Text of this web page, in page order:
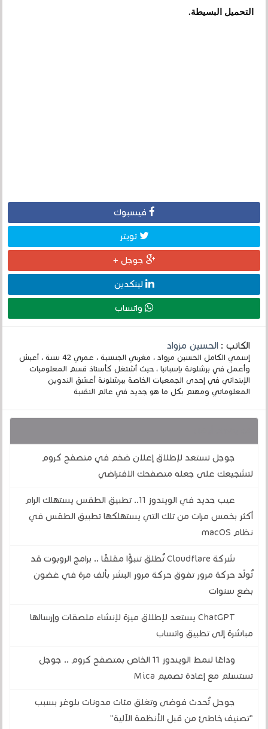
التحميل البسيطة.
فيسبوك
تويتر
جوجل +
لينكدين
واتساب
الكاتب :الحسين مزواد
إسمي الكامل الحسين مزواد ، مغربي الجنسية ، عمري 42 سنة ، أعيش
وأعمل في برشلونة بإسبانيا ، حيث أشتغل كأستاذ قسم المعلوميات
الإبتدائي في إحدى الجمعيات الخاصة ببرشلونة أعشق التدوين
المعلوماتي ومهتم بكل ما هو جديد في عالم التقنية
جوجل تستعد لإطلاق إعلان ضخم في متصفح كروم
لتشجيعك على جعله متصفحك الافتراضي
عيب جديد في الويندوز 11.. تطبيق الطقس يستهلك الرام
أكثر بخمس مرات من تلك التي يستهلكها تطبيق الطقس في
نظام macOS
شركة Cloudflare تُطلق تنبؤًا مقلقًا .. برامج الروبوت قد
تُولّد حركة مرور تفوق حركة مرور البشر بألف مرة في غضون
بضع سنوات
ChatGPT يستعد لإطلاق ميزة لإنشاء ملصقات وإرسالها
مباشرة إلى تطبيق واتساب
وداعًا لنمط الويندوز 11 الخاص بمتصفح كروم .. جوجل
تستسلم مع إعادة تصميم Mica
جوجل تُحدث فوضى وتغلق مئات مدونات بلوغر بسبب
"تصنيف خاطئ من قبل الأنظمة الآلية"